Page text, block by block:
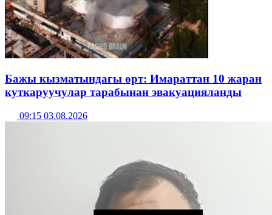
Бажы кызматындагы өрт: Имараттан 10 жаран
куткаруучулар тарабынан эвакуацияланды
09:15 03.08.2026